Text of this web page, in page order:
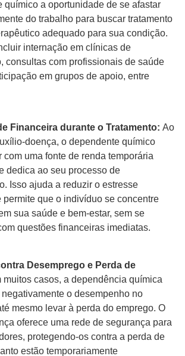
químico a oportunidade de se afastar
do trabalho para buscar tratamento
adequado para sua condição.
internação em clínicas de
consultas com profissionais de saúde
em grupos de apoio, entre
Financeira durante o Tratamento: Ao
doença, o dependente químico
com uma fonte de renda temporária
dedica ao seu processo de
Isso ajuda a reduzir o estresse
permite que o indivíduo se concentre
sua saúde e bem-estar, sem se
questões financeiras imediatas.
Desemprego e Perda de
muitos casos, a dependência química
negativamente o desempenho no
mesmo levar à perda do emprego. O
oferece uma rede de segurança para
protegendo-os contra a perda de
estão temporariamente